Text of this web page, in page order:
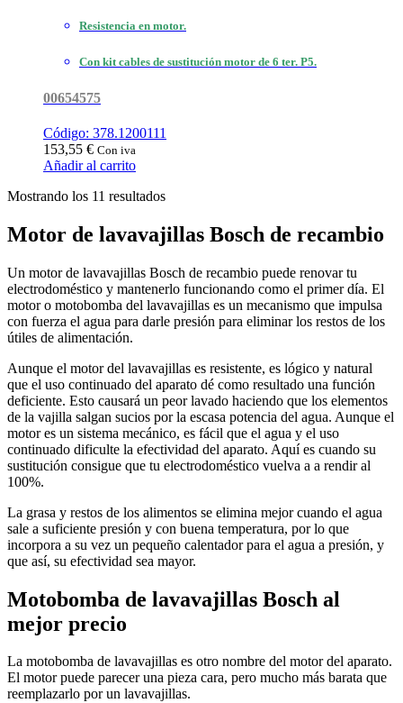
Resistencia en motor.
Con kit cables de sustitución motor de 6 ter. P5.
00654575
Código: 378.1200111
153,55 € Con iva
Añadir al carrito
Mostrando los 11 resultadosOrdenado
popularidad
Motor de lavavajillas Bosch de recambio
Un motor de lavavajillas Bosch de recambio puede renovar tu
electrodoméstico y mantenerlo funcionando como el primer día. El
motor o motobomba del lavavajillas es un mecanismo que impulsa
con fuerza el agua para darle presión para eliminar los restos de los
útiles de alimentación.
Aunque el motor del lavavajillas es resistente, es lógico y natural
que el uso continuado del aparato dé como resultado una función
deficiente. Esto causará un peor lavado haciendo que los elementos
de la vajilla salgan sucios por la escasa potencia del agua. Aunque el
motor es un sistema mecánico, es fácil que el agua y el uso
continuado dificulte la efectividad del aparato. Aquí es cuando su
sustitución consigue que tu electrodoméstico vuelva a a rendir al
100%.
La grasa y restos de los alimentos se elimina mejor cuando el agua
sale a suficiente presión y con buena temperatura, por lo que
incorpora a su vez un pequeño calentador para el agua a presión, y
que así, su efectividad sea mayor.
Motobomba de lavavajillas Bosch al
mejor precio
La motobomba de lavavajillas es otro nombre del motor del aparato.
El motor puede parecer una pieza cara, pero mucho más barata que
reemplazarlo por un lavavajillas.